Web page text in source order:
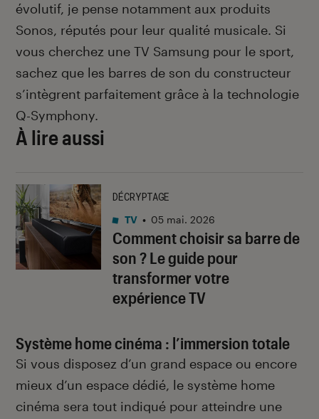
évolutif, je pense notamment aux produits
Sonos, réputés pour leur qualité musicale. Si
vous cherchez une TV Samsung pour le sport,
sachez que les barres de son du constructeur
s’intègrent parfaitement grâce à la technologie
Q-Symphony.
À lire aussi
Comment choisir sa barre de
son ? Le guide pour
transformer votre
expérience TV
DÉCRYPTAGE
TV • 05 mai. 2026
Système home cinéma : l’immersion totale
Si vous disposez d’un grand espace ou encore
mieux d’un espace dédié, le système home
cinéma sera tout indiqué pour atteindre une